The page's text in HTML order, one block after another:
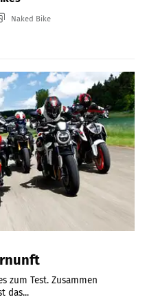
Naked Bike
zum Test. Zusammen
das...